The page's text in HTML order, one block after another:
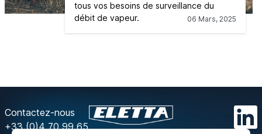
tous vos besoins de surveillance du
débit de vapeur.
06 Mars, 2025
Contactez-nous
+33 (0)4 70 99 65